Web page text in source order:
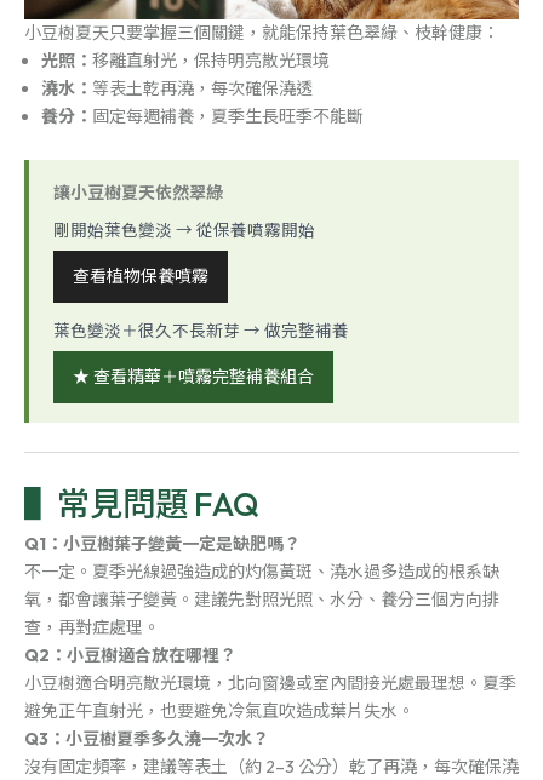
小豆樹夏天只要掌握三個關鍵，就能保持葉色翠綠、枝幹健康：
光照： 移離直射光，保持明亮散光環境
澆水： 等表土乾再澆，每次確保澆透
養分： 固定每週補養，夏季生長旺季不能斷
讓小豆樹夏天依然翠綠
剛開始葉色變淡 → 從保養噴霧開始
查看植物保養噴霧
葉色變淡＋很久不長新芽 → 做完整補養
★ 查看精華＋噴霧完整補養組合
常見問題 FAQ
Q1：小豆樹葉子變黃一定是缺肥嗎？
不一定。夏季光線過強造成的灼傷黃斑、澆水過多造成的根系缺
氧，都會讓葉子變黃。建議先對照光照、水分、養分三個方向排
查，再對症處理。
Q2：小豆樹適合放在哪裡？
小豆樹適合明亮散光環境，北向窗邊或室內間接光處最理想。夏季
避免正午直射光，也要避免冷氣直吹造成葉片失水。
Q3：小豆樹夏季多久澆一次水？
沒有固定頻率，建議等表土（約 2–3 公分）乾了再澆，每次確保澆